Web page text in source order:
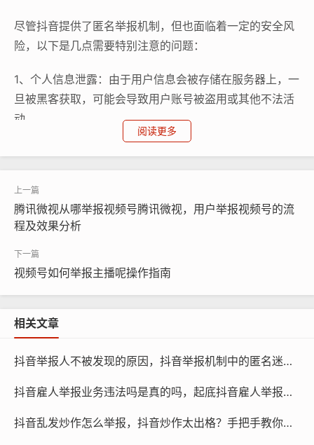
尽管抖音提供了匿名举报机制，但也面临着一定的安全风
险，以下是几点需要特别注意的问题：
1、个人信息泄露：由于用户信息会被存储在服务器上，一
旦被黑客获取，可能会导致用户账号被盗用或其他不法活
动。
3、法律责任：如果抖音无法确定举报的真实性，可能会
对用户进行处罚，包括罚款和撤销资格。
为确保用户的安全，抖音采取了多项措施来预防此类事件
的发生，抖音设置了严格的举报标准和程序，要求举报者
必须提供充分的证据和支持材料才能被受理，抖音还与监
管机构合作，共同打击非法行为。
一定的安全风险，用户在使用该功能时需保持警惕，并遵
守相关法律法规，以确保自身的权益得到保障。
阅读更多
腾讯微视从哪举报视频号腾讯微视，用户举报视频号的流
程及效果分析
视频号如何举报主播呢操作指南
相关文章
抖音举报人不被发现的原因，抖音举报机制中的匿名迷局，为何举报人难以被察觉
抖音雇人举报业务违法吗是真的吗，起底抖音雇人举报黑产，是真服务还是真违法？
抖音乱发炒作怎么举报，抖音炒作太出格？手把手教你如何精准举报